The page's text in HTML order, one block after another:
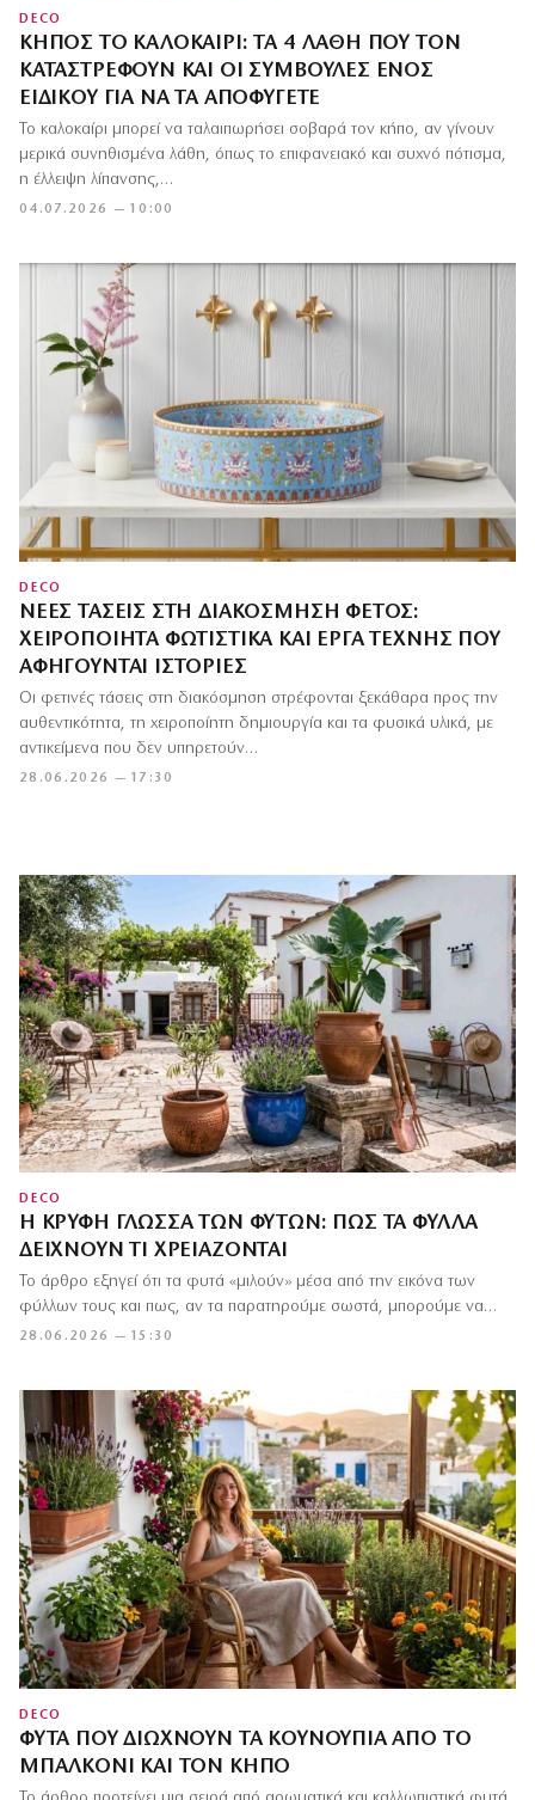
DECO
ΚΉΠΟΣ ΤΟ ΚΑΛΟΚΑΊΡΙ: ΤΑ 4 ΛΆΘΗ ΠΟΥ ΤΟΝ
ΚΑΤΑΣΤΡΈΦΟΥΝ ΚΑΙ ΟΙ ΣΥΜΒΟΥΛΈΣ ΕΝΌΣ
ΕΙΔΙΚΟΎ ΓΙΑ ΝΑ ΤΑ ΑΠΟΦΎΓΕΤΕ
04.07.2026 — 10:00
Το καλοκαίρι μπορεί να ταλαιπωρήσει σοβαρά τον κήπο, αν γίνουν
μερικά συνηθισμένα λάθη, όπως το επιφανειακό και συχνό πότισμα,
η έλλειψη λίπανσης,…
DECO
ΝΈΕΣ ΤΆΣΕΙΣ ΣΤΗ ΔΙΑΚΌΣΜΗΣΗ ΦΈΤΟΣ:
ΧΕΙΡΟΠΟΊΗΤΑ ΦΩΤΙΣΤΙΚΆ ΚΑΙ ΈΡΓΑ ΤΈΧΝΗΣ ΠΟΥ
ΑΦΗΓΟΎΝΤΑΙ ΙΣΤΟΡΊΕΣ
28.06.2026 — 17:30
Οι φετινές τάσεις στη διακόσμηση στρέφονται ξεκάθαρα προς την
αυθεντικότητα, τη χειροποίητη δημιουργία και τα φυσικά υλικά, με
αντικείμενα που δεν υπηρετούν…
DECO
Η ΚΡΥΦΉ ΓΛΏΣΣΑ ΤΩΝ ΦΥΤΏΝ: ΠΏΣ ΤΑ ΦΎΛΛΑ
ΔΕΊΧΝΟΥΝ ΤΙ ΧΡΕΙΆΖΟΝΤΑΙ
28.06.2026 — 15:30
Το άρθρο εξηγεί ότι τα φυτά «μιλούν» μέσα από την εικόνα των
φύλλων τους και πως, αν τα παρατηρούμε σωστά, μπορούμε να…
DECO
ΦΥΤΆ ΠΟΥ ΔΙΏΧΝΟΥΝ ΤΑ ΚΟΥΝΟΎΠΙΑ ΑΠΌ ΤΟ
ΜΠΑΛΚΌΝΙ ΚΑΙ ΤΟΝ ΚΉΠΟ